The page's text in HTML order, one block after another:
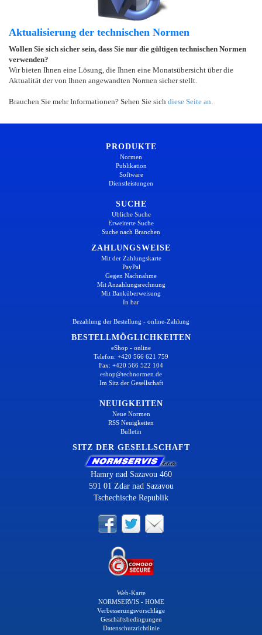
Aktualisierung der technischen Normen
Wollen Sie sich sicher sein, dass Sie nur die gültigen technischen Normen
verwenden?
Wir bieten Ihnen eine Lösung, die Ihnen eine Monatsübersicht über die
Aktualität der von Ihnen angewandten Normen sicher stellt.
Brauchen Sie mehr Informationen? Sehen Sie sich diese Seite an
PRODUKTE
Normen
Publikation
Software
Dienstleistungen
SUCHE
Übliche Suche
Erweiterte Suche
Suche nach Branchen
ZAHLUNGSWEISE
Mit der Zahlungskarte
PayPal
Gegen Nachnahme
Mit Anzahlungsrechnung
Mit Banküberweisung
In bar
Bezahlung der Bestellung - online-Zahlung
BESTELLMÖGLICHKEITEN
eShop - online
Telefon: +420 566 621 759
Fax: +420 566 522 104
eshop@technormen.de
Im Sitz der Gesellschaft
NEUIGKEITEN
Neue Normen
RSS Neuigkeiten
Bulletin
SITZ DER GESELLSCHAFT
Hamry nad Sazavou 460
591 01 Zdar nad Sazavou
Tschechische Republik
Web-Karte
NORMSERVIS - HOME
Verbesserungsvorschläge
Geschäftsbedingungen
Datenschutzrichtlinie